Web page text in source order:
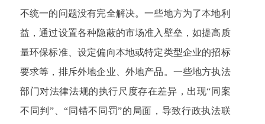
不统一的问题没有完全解决。一些地方为了本地利
益，通过设置各种隐蔽的市场准入壁垒，如提高质
量环保标准、设定偏向本地或特定类型企业的招标
要求等，排斥外地企业、外地产品。一些地方执法
部门对法律法规的执行尺度存在差异，出现“同案
不同判”、“同错不同罚”的局面，导致行政执法联